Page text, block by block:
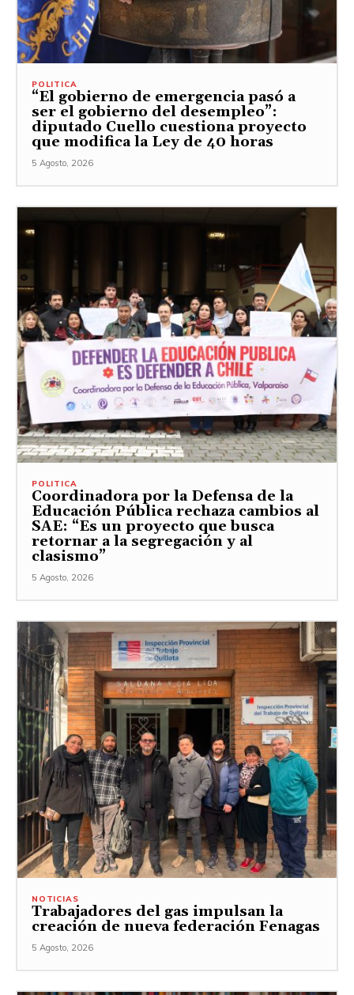
POLITICA
“El gobierno de emergencia pasó a
ser el gobierno del desempleo”:
diputado Cuello cuestiona proyecto
que modifica la Ley de 40 horas
5 Agosto, 2026
POLITICA
Coordinadora por la Defensa de la
Educación Pública rechaza cambios al
SAE: “Es un proyecto que busca
retornar a la segregación y al
clasismo”
5 Agosto, 2026
NOTICIAS
Trabajadores del gas impulsan la
creación de nueva federación Fenagas
5 Agosto, 2026